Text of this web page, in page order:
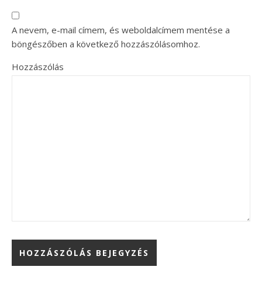
A nevem, e-mail címem, és weboldalcímem mentése a
böngészőben a következő hozzászólásomhoz.
Hozzászólás